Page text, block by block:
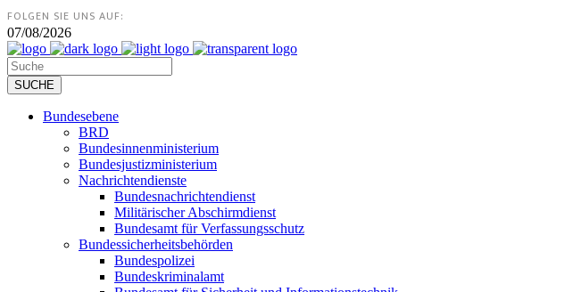
FOLGEN SIE UNS AUF:
07/08/2026
Bundesebene
BRD
Bundesinnenministerium
Bundesjustizministerium
Nachrichtendienste
Bundesnachrichtendienst
Militärischer Abschirmdienst
Bundesamt für Verfassungsschutz
Bundessicherheitsbehörden
Bundespolizei
Bundeskriminalamt